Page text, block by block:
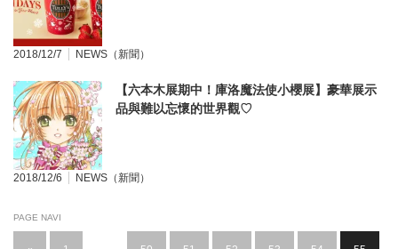
2018/12/7 NEWS（新聞）
【六本木展期中！庫洛魔法使小櫻展】豪華展示
品與難以忘懷的世界觀♡
2018/12/6 NEWS（新聞）
PAGE NAVI